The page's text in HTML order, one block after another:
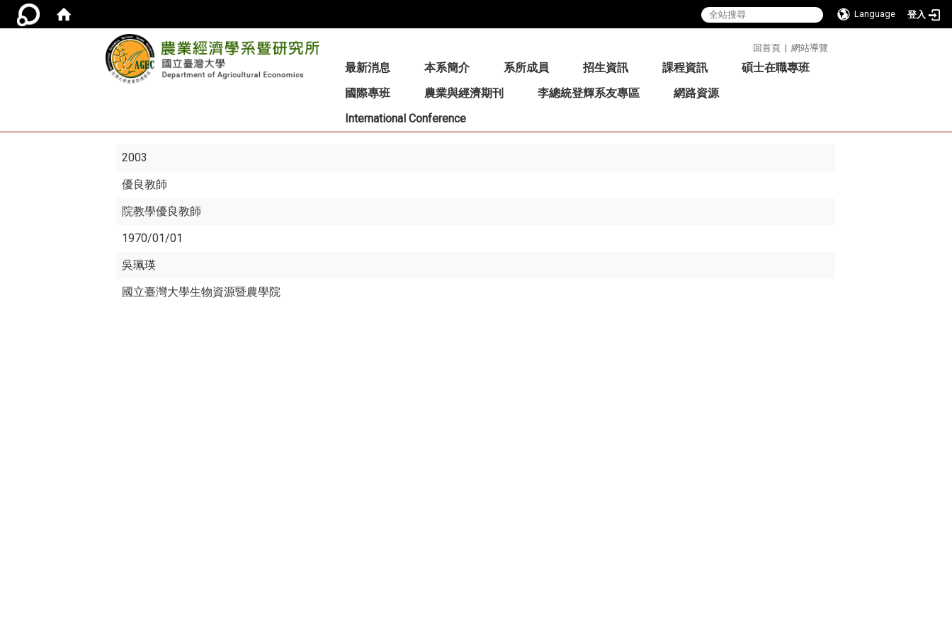
Language 登入
回首頁 | 網站導覽
最新消息 本系簡介 系所成員 招生資訊 課程資訊
碩士在職專班
國際專班
農業與經濟期刊 李總統登輝系友專區
網路資源
International Conference
2003
優良教師
院教學優良教師
1970/01/01
吳珮瑛
國立臺灣大學生物資源暨農學院